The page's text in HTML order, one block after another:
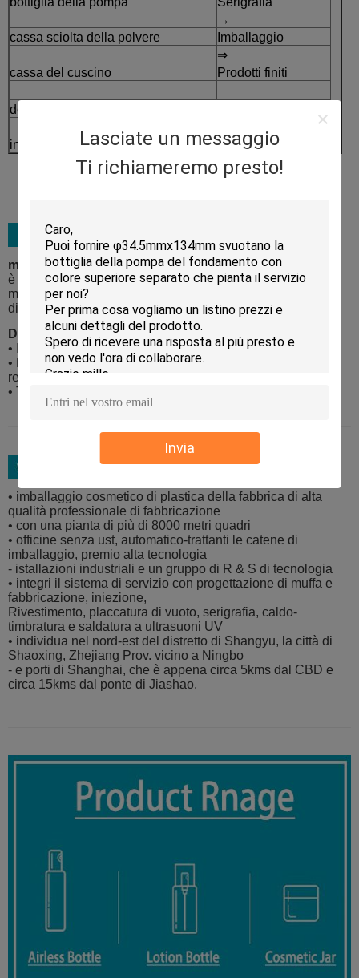
Lasciate un messaggio
Ti richiameremo presto!
Invia
→
cassa sciolta della polvere
Imballaggio
⇒
cassa del cuscino
Prodotti finiti
deodorante in stick
insieme d'imballaggio dello skincare
materiale da imballaggio:
è legato cinque cartoni dell'esportazione di strato con i
materiali della schiuma ed il servizio extra del pallet
disponibile
Dettagli di trasporto:
• Il porto di Shanghai ed il porto di Ningbo sono suggeriti
• La CATENA DELL'OROLOGIO, CFR ed il CIF spetta al
requisito dei clienti
• T/T ed il LC sono entrambi disponibili
• imballaggio cosmetico di plastica della fabbrica di alta
qualità professionale di fabbricazione
• con una pianta di più di 8000 metri quadri
• officine senza ust, automatico-trattanti le catene di
imballaggio, premio alta tecnologia
- istallazioni industriali e un gruppo di R & S di tecnologia
• integri il sistema di servizio con progettazione di muffa e
fabbricazione, iniezione,
Rivestimento, placcatura di vuoto, serigrafia, caldo-
timbratura e saldatura a ultrasuoni UV
• individua nel nord-est del distretto di Shangyu, la città di
Shaoxing, Zhejiang Prov. vicino a Ningbo
- e porti di Shanghai, che è appena circa 5kms dal CBD e
circa 15kms dal ponte di Jiashao.